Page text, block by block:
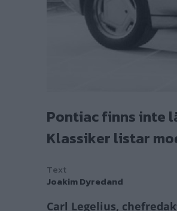
Pontiac finns inte
Klassiker listar
Text
Joakim Dyredand
Carl Legelius,